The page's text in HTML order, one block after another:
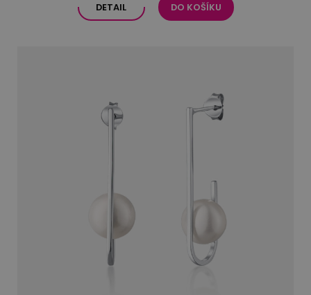
DETAIL DO KOŠÍKU